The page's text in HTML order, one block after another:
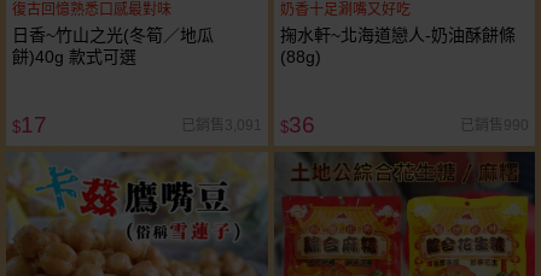
復古回憶熟悉口感最對味
日香~竹山之光(冬筍／地瓜
餅)40g 款式可選
$17 已銷售3,091
奶香十足涮嘴又好吃
掬水軒~北海道戀人-奶油酥餅條
(88g)
$36 已銷售990